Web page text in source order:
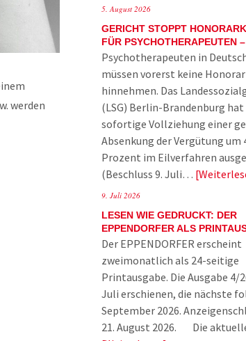
werden
5. August 2026
GERICHT STOPPT
FÜR PSYCHOTHERAPEUTEN
Psychotherapeuten in
müssen vorerst keine
hinnehmen. Das
(LSG) Berlin-Brandenburg hat
sofortige Vollziehung einer
Absenkung der Vergütung um
Prozent im Eilverfahren
(Beschluss 9. Juli…
9. Juli 2026
LESEN WIE GEDRUCKT: DER
EPPENDORFER ALS
Der EPPENDORFER erscheint
zweimonatlich als 24-seitige
Printausgabe. Die Ausgabe 4/
Juli erschienen, die nächste
September 2026.
21. August 2026. Die